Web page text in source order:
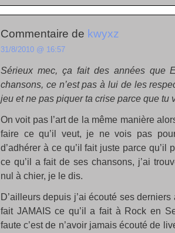
Commentaire de kwyxz
31/8/2010 @ 16:57
Sérieux mec, ça fait des années que
chansons, ce n’est pas à lui de les
jeu et ne pas piquer ta crise parce que tu
On voit pas l’art de la même manière
faire ce qu’il veut, je ne vois pas
d’adhérer à ce qu’il fait juste parce qu’il
ce qu’il a fait de ses chansons, j’ai
nul à chier, je le dis.
D’ailleurs depuis j’ai écouté ses
fait JAMAIS ce qu’il a fait à Rock en
faute c’est de n’avoir jamais écouté de